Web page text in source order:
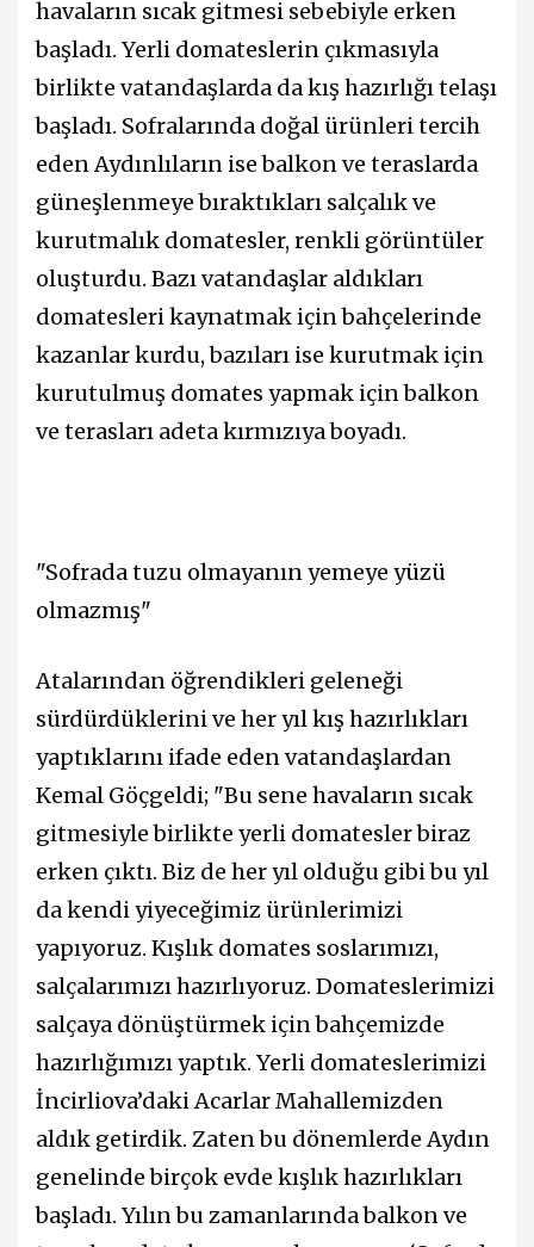
havaların sıcak gitmesi sebebiyle erken
başladı. Yerli domateslerin çıkmasıyla
birlikte vatandaşlarda da kış hazırlığı telaşı
başladı. Sofralarında doğal ürünleri tercih
eden Aydınlıların ise balkon ve teraslarda
güneşlenmeye bıraktıkları salçalık ve
kurutmalık domatesler, renkli görüntüler
oluşturdu. Bazı vatandaşlar aldıkları
domatesleri kaynatmak için bahçelerinde
kazanlar kurdu, bazıları ise kurutmak için
kurutulmuş domates yapmak için balkon
ve terasları adeta kırmızıya boyadı.
"Sofrada tuzu olmayanın yemeye yüzü
olmazmış"
Atalarından öğrendikleri geleneği
sürdürdüklerini ve her yıl kış hazırlıkları
yaptıklarını ifade eden vatandaşlardan
Kemal Göçgeldi; "Bu sene havaların sıcak
gitmesiyle birlikte yerli domatesler biraz
erken çıktı. Biz de her yıl olduğu gibi bu yıl
da kendi yiyeceğimiz ürünlerimizi
yapıyoruz. Kışlık domates soslarımızı,
salçalarımızı hazırlıyoruz. Domateslerimizi
salçaya dönüştürmek için bahçemizde
hazırlığımızı yaptık. Yerli domateslerimizi
İncirliova’daki Acarlar Mahallemizden
aldık getirdik. Zaten bu dönemlerde Aydın
genelinde birçok evde kışlık hazırlıkları
başladı. Yılın bu zamanlarında balkon ve